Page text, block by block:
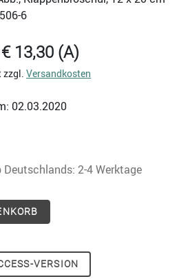
6
13,30 (A)
zzgl. Versandkosten
02.03.2020
2-4 Werktage
VERSION